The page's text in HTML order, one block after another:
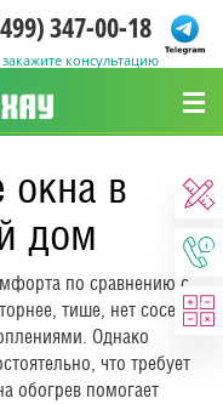
347-00-18
закажите консультацию
окна в
дом
по сравнению с
тише, нет соседей
Однако
что требует
обогрев помогает